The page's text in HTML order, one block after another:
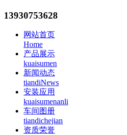
13930753628
网站首页
Home
产品展示
kuaisumen
新闻动态
tiandiNews
安装应用
kuaisumenanli
车间图册
tiandichejian
资质荣誉